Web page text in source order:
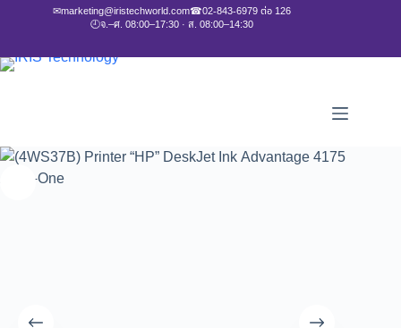
✉marketing@iristechworld.com☎02-843-6979 ต่อ 126
🕘จ.–ศ. 08:00–17:30 · ส. 08:00–14:30